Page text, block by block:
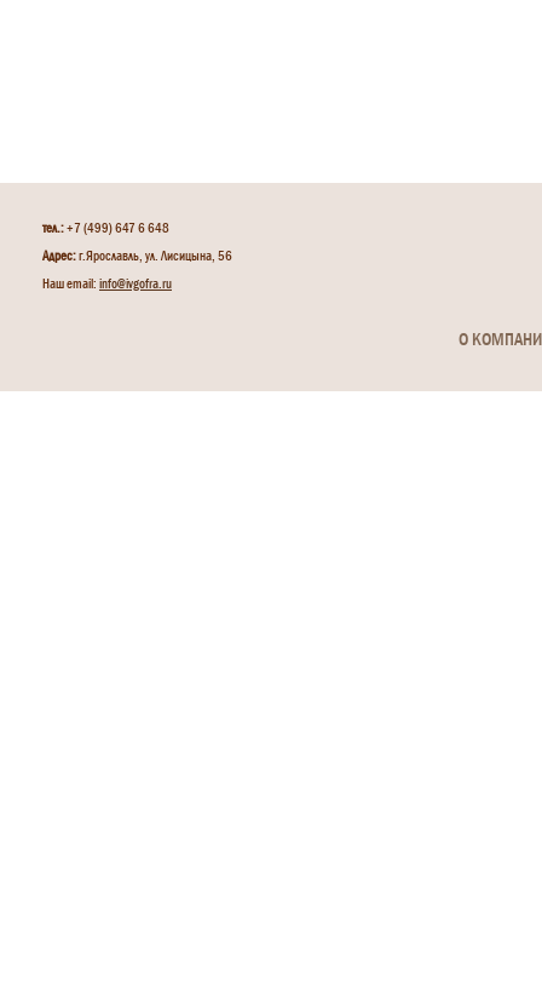
тел.:+7 (499) 647 6 648
Адрес:г.Ярославль, ул. Лисицына, 56
Наш email: info@ivgofra.ru
О